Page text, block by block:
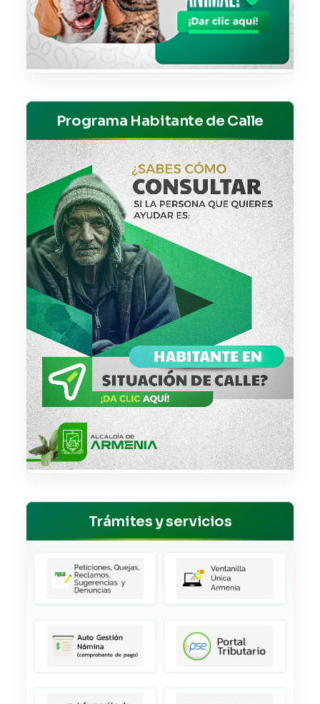
Programa Habitante de Calle
Trámites y servicios